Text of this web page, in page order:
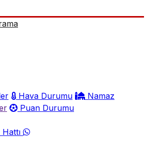
Hava Durumu
Namaz
Puan Durumu